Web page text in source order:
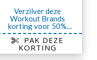
Verzilver deze
Workout Brands
korting voor 50%
korting op
Trainingskleding
PAK DEZE
KORTING